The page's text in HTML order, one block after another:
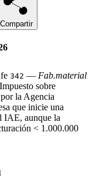
Compartir
342 — Fab.material
sobre
la Agencia
que inicie una
IAE, aunque la
< 1.000.000